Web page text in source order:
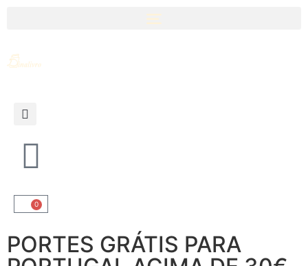
0
PORTES GRÁTIS PARA